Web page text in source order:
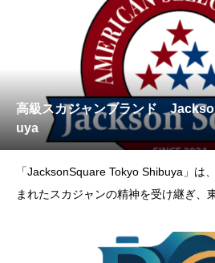
高級スカジャンブランド
uya
「JacksonSquare Tokyo Shibuya」は
まれたスカジャンの精神を受け継ぎ、